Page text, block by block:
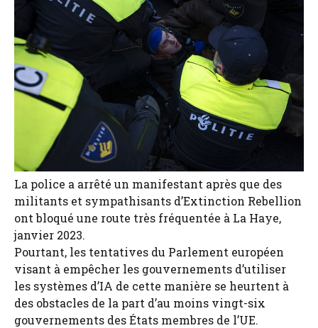
La police a arrêté un manifestant après que des
militants et sympathisants d’Extinction Rebellion
ont bloqué une route très fréquentée à La Haye,
janvier 2023.
Pourtant, les tentatives du Parlement européen
visant à empêcher les gouvernements d’utiliser
les systèmes d’IA de cette manière se heurtent à
des obstacles de la part d’au moins vingt-six
gouvernements des États membres de l’UE.